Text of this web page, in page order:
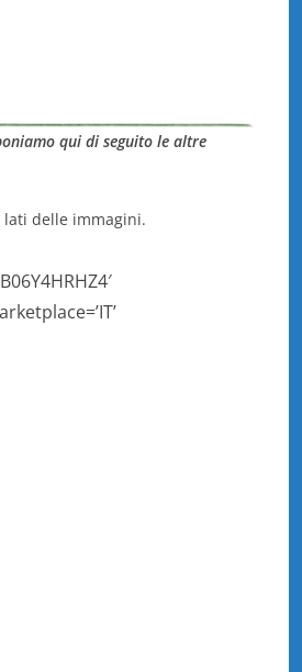
qui di seguito le altre
lati delle immagini.